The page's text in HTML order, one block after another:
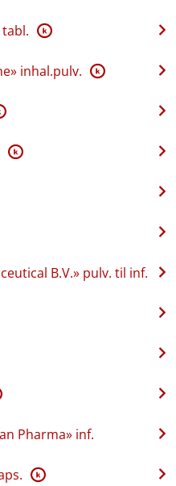
K
inhal.pulv. K
K
B.V.» pulv. til inf.
Pharma» inf.
K